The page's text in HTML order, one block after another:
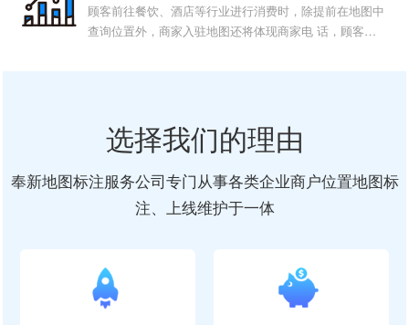
顾客前往餐饮、酒店等行业进行消费时，除提前在地图中
查询位置外，商家入驻地图还将体现商家电 话，顾客可
选择我们的理由
奉新地图标注服务公司专门从事各类企业商户位置地图标
注、上线维护于一体